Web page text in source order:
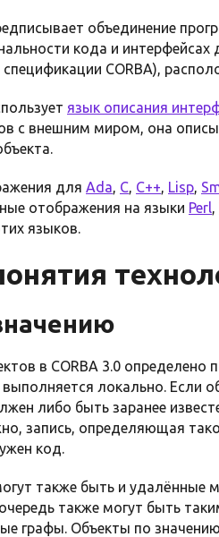
объединение
кода и интерфейсах
CORBA),
язык описания
с внешним миром, она
для Ada, C, C++, Lisp,
отображения на языки Perl,
языков.
в CORBA 3.0 определено
локально. Если
либо быть заранее
запись, определяющая
код.
также быть и
также могут быть
графы. Объекты по